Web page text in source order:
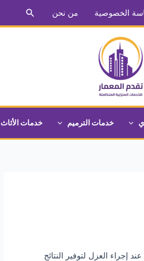
الخصوصية من نحن البحث
خدمات الترميم خدمات الأثاث
العزل لتوفير النتائج